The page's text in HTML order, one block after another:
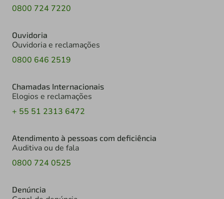
0800 724 7220
Ouvidoria
Ouvidoria e reclamações
0800 646 2519
Chamadas Internacionais
Elogios e reclamações
+ 55 51 2313 6472
Atendimento à pessoas com deficiência
Auditiva ou de fala
0800 724 0525
Denúncia